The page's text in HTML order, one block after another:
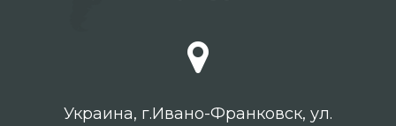
Украина, г.Ивано-Франковск, ул.